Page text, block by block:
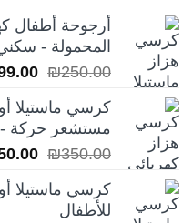
أرجوحة أطفال
المحمولة -
₪250.00
هو:
₪250.00.
مستشعر حركة -
₪350.00
هو:
للأطفال